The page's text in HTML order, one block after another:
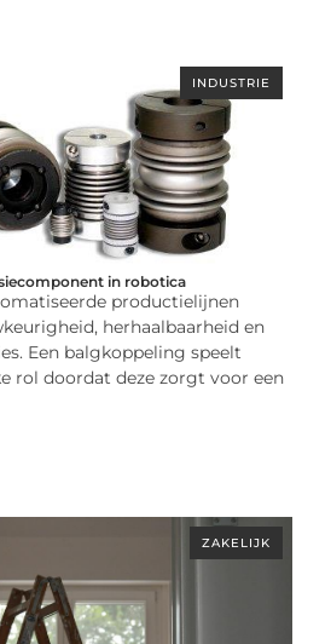
INDUSTRIE
in robotica
productielijnen
herhaalbaarheid en
Een balgkoppeling speelt
rol doordat deze zorgt voor een
ZAKELIJK